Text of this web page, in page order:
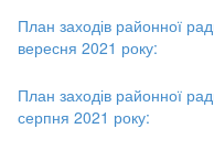
План заходів районної
вересня 2021 року:
План заходів районної
серпня 2021 року: